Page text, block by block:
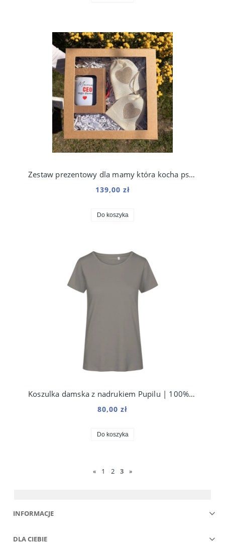
Zestaw prezentowy dla mamy która kocha psy i koty
139,00 zł
Do koszyka
Koszulka damska z nadrukiem Pupilu | 100% bawełna organiczna premium
80,00 zł
Do koszyka
« 1 2 3 »
INFORMACJE
DLA CIEBIE